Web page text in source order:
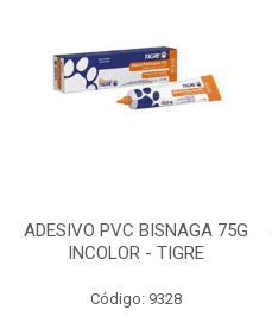
ADESIVO PVC BISNAGA 75G
INCOLOR - TIGRE
Código: 9328